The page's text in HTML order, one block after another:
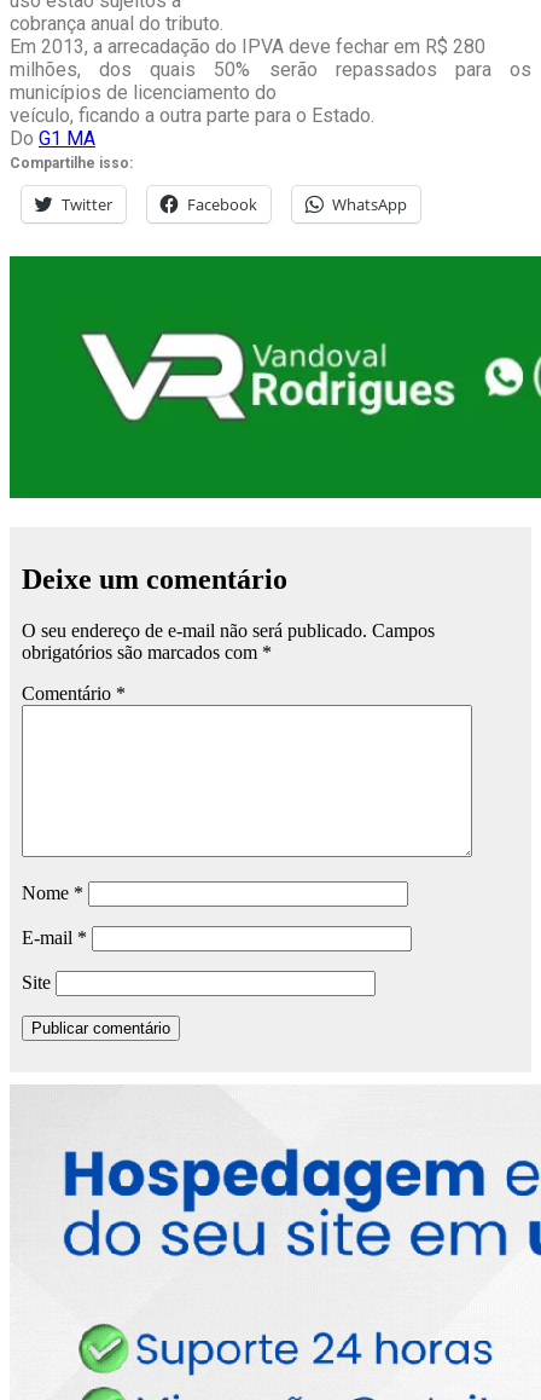
cobrança anual do tributo.
Em 2013, a arrecadação do IPVA deve fechar em R$ 280
milhões, dos quais 50% serão repassados para os
municípios de licenciamento do
veículo, ficando a outra parte para o Estado.
Do G1 MA
Compartilhe isso:
Twitter Facebook WhatsApp
Deixe um comentário
O seu endereço de e-mail não será publicado. Campos
obrigatórios são marcados com *
Comentário *
Nome *
E-mail *
Site